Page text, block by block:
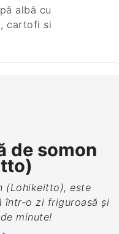
de somon
(Lohikeitto), este
într-o zi friguroasă și
minute!